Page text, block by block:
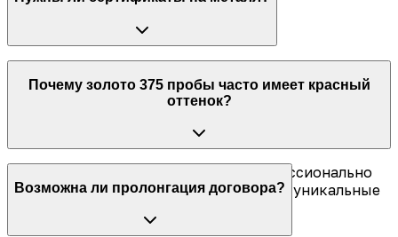
Документы на само изделие не требуются.
Экспертиза на месте подтвердит подлинность.
Почему золото 375 пробы часто имеет красный
оттенок?
Этот оттенок придает медь. Мы профессионально
оцениваем такие изделия, учитывая их уникальные
Возможна ли пролонгация договора?